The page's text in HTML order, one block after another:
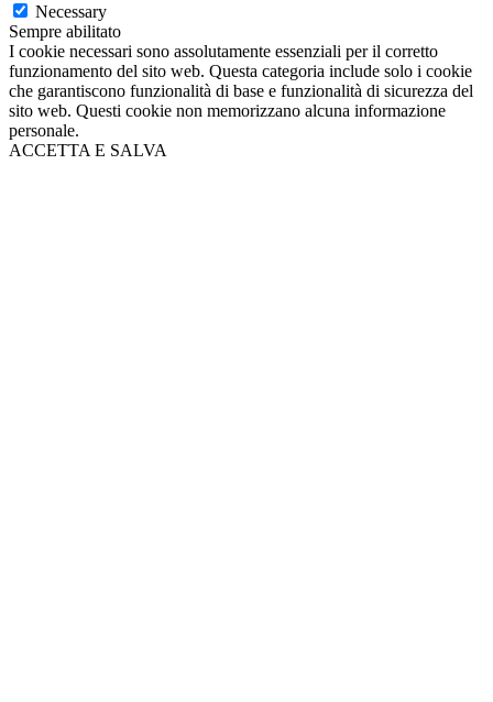
Necessary
Sempre abilitato
I cookie necessari sono assolutamente essenziali per il corretto
funzionamento del sito web. Questa categoria include solo i cookie
che garantiscono funzionalità di base e funzionalità di sicurezza del
sito web. Questi cookie non memorizzano alcuna informazione
personale.
ACCETTA E SALVA